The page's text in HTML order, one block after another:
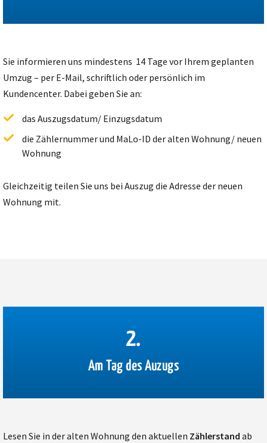
Sie informieren uns mindestens 14 Tage vor Ihrem geplanten
Umzug – per E-Mail, schriftlich oder persönlich im
Kundencenter. Dabei geben Sie an:
das Auszugsdatum/ Einzugsdatum
die Zählernummer und MaLo-ID der alten Wohnung/ neuen
Wohnung
Gleichzeitig teilen Sie uns bei Auszug die Adresse der neuen
Wohnung mit.
2.
Am Tag des Auzugs
Lesen Sie in der alten Wohnung den aktuellen Zählerstand ab